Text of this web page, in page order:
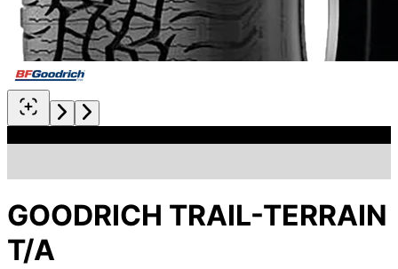
GOODRICH TRAIL-TERRAIN
T/A